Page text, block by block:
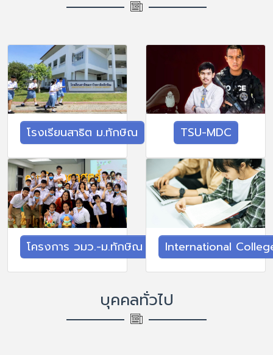
โรงเรียนสาธิต ม.ทักษิณ TSU-MDC
โครงการ วมว.-ม.ทักษิณ International
บุคคลทั่วไป